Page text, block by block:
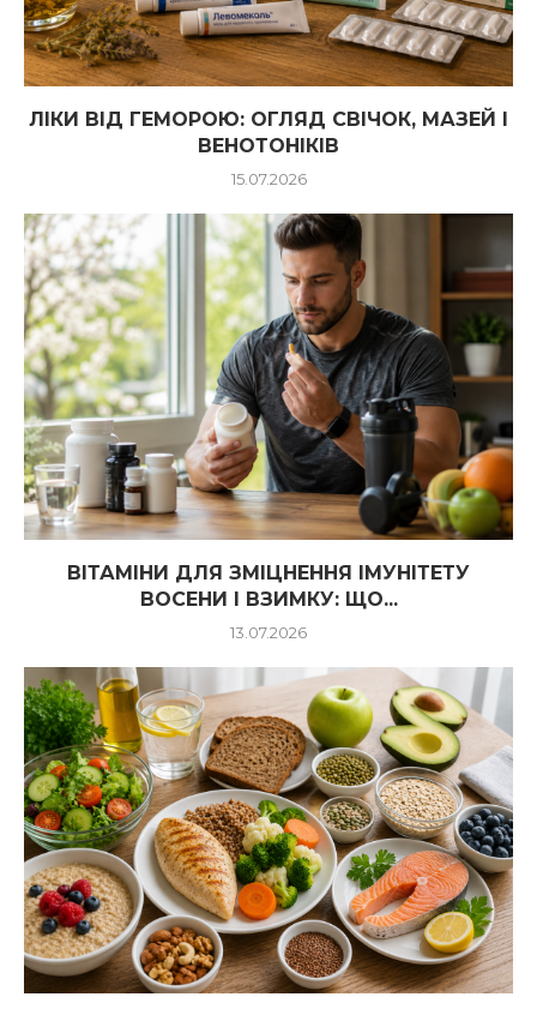
ЛІКИ ВІД ГЕМОРОЮ: ОГЛЯД СВІЧОК, МАЗЕЙ І
ВЕНОТОНІКІВ
15.07.2026
ВІТАМІНИ ДЛЯ ЗМІЦНЕННЯ ІМУНІТЕТУ
ВОСЕНИ І ВЗИМКУ: ЩО...
13.07.2026